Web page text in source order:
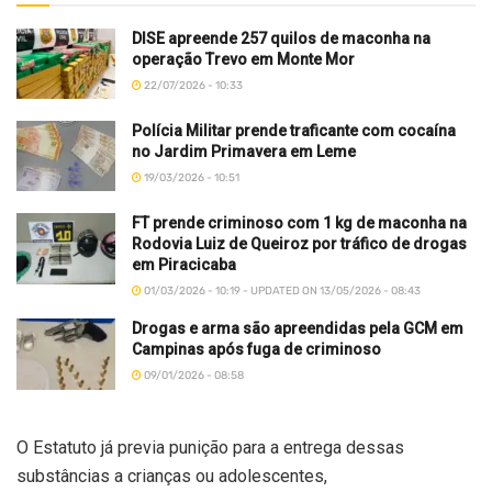
DISE apreende 257 quilos de maconha na
operação Trevo em Monte Mor
22/07/2026 - 10:33
Polícia Militar prende traficante com cocaína
no Jardim Primavera em Leme
19/03/2026 - 10:51
FT prende criminoso com 1 kg de maconha na
Rodovia Luiz de Queiroz por tráfico de drogas
em Piracicaba
01/03/2026 - 10:19 - UPDATED ON 13/05/2026 - 08:43
Drogas e arma são apreendidas pela GCM em
Campinas após fuga de criminoso
09/01/2026 - 08:58
O Estatuto já previa punição para a entrega dessas
substâncias a crianças ou adolescentes,